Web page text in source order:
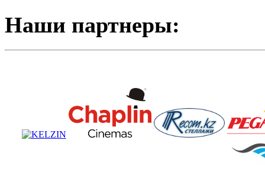
Наши партнеры: